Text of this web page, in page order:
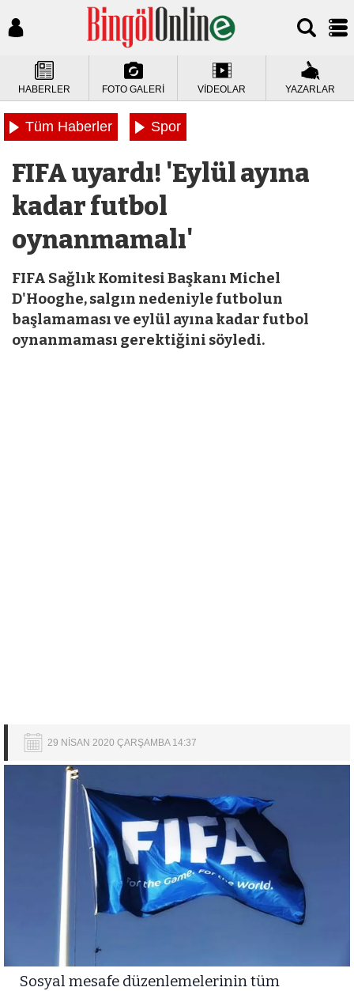
HABERLER FOTO GALERİ VİDEOLAR YAZARLAR
Tüm Haberler Spor
FIFA uyardı! 'Eylül ayına
kadar futbol
oynanmamalı'
FIFA Sağlık Komitesi Başkanı Michel
D'Hooghe, salgın nedeniyle futbolun
başlamaması ve eylül ayına kadar futbol
oynanmaması gerektiğini söyledi.
29 NİSAN 2020 ÇARŞAMBA 14:37
Sosyal mesafe düzenlemelerinin tüm